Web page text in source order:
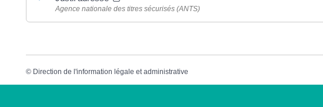
Agence nationale des titres sécurisés (ANTS)
© Direction de l'information légale et administrative